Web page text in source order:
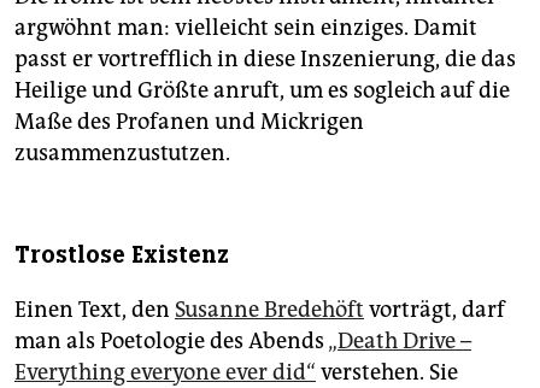
argwöhnt man: vielleicht sein einziges. Damit
passt er vortrefflich in diese Inszenierung, die das
Heilige und Größte anruft, um es sogleich auf die
Maße des Profanen und Mickrigen
zusammenzustutzen.
Trostlose Existenz
Einen Text, den Susanne Bredehöft vorträgt, darf
man als Poetologie des Abends „Death Drive –
Everything everyone ever did“ verstehen. Sie